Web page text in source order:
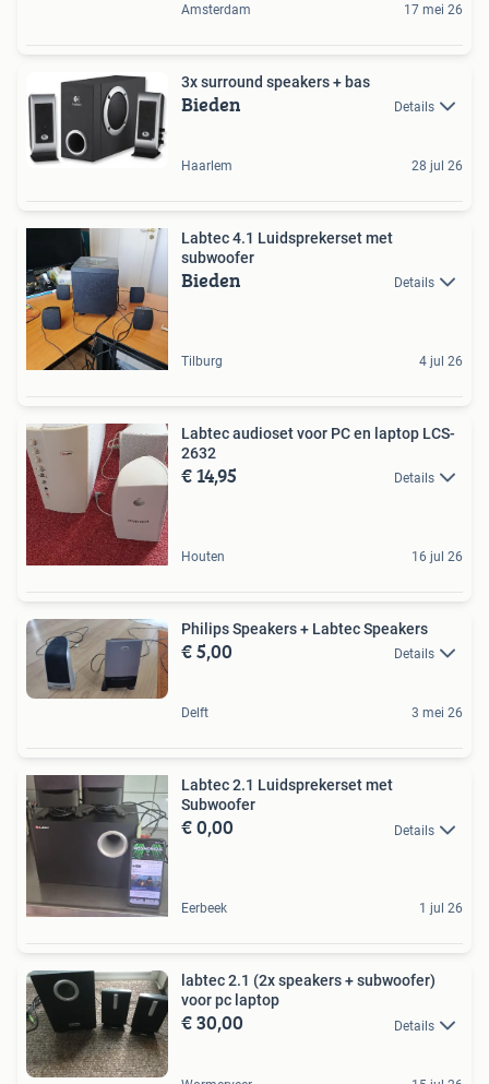
Amsterdam 17 mei 26
3x surround speakers + bas
Bieden Details
Haarlem 28 jul 26
Labtec 4.1 Luidsprekerset met
subwoofer
Bieden Details
Tilburg 4 jul 26
Labtec audioset voor PC en laptop LCS-
2632
€ 14,95 Details
Houten 16 jul 26
Philips Speakers + Labtec Speakers
€ 5,00 Details
Delft 3 mei 26
Labtec 2.1 Luidsprekerset met
Subwoofer
€ 0,00 Details
Eerbeek 1 jul 26
labtec 2.1 (2x speakers + subwoofer)
voor pc laptop
€ 30,00 Details